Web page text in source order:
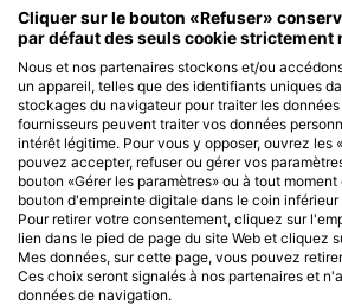
site est situé dans les Exumas, non loin
de George Town, et doit son nom à
l'abondance de barracudas qu'on y
trouve.
Cliquer sur le bouton «Refuser»
par défaut des seuls cookie strictement
Nous et nos partenaires stockons et/ou
un appareil, telles que des identifiants uniques
stockages du navigateur pour traiter les
fournisseurs peuvent traiter vos données
intérêt légitime. Pour vous y opposer, ouvrez les
pouvez accepter, refuser ou gérer vos
bouton «Gérer les paramètres» ou à tout
bouton d'empreinte digitale dans le coin inférieur
Pour retirer votre consentement, cliquez sur
lien dans le pied de page du site Web et cliquez
Mes données, sur cette page, vous pouvez
Ces choix seront signalés à nos partenaires et
données de navigation.